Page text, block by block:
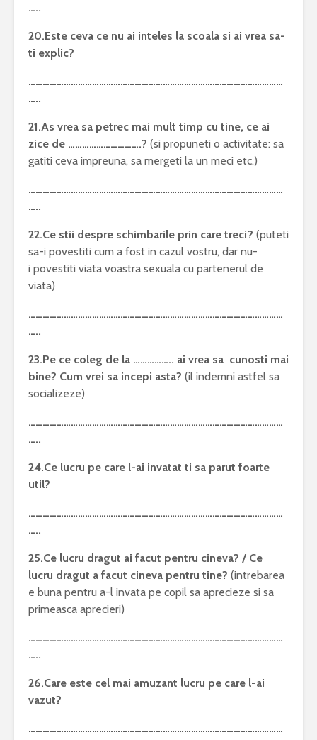
…..
20.Este ceva ce nu ai inteles la scoala si ai vrea sa-
ti explic?
………………………………………………………………………………………………
…..
21.As vrea sa petrec mai mult timp cu tine, ce ai
zice de ………………………….? (si propuneti o activitate: sa
gatiti ceva impreuna, sa mergeti la un meci etc.)
………………………………………………………………………………………………
…..
22.Ce stii despre schimbarile prin care treci? (puteti
sa-i povestiti cum a fost in cazul vostru, dar nu-
i povestiti viata voastra sexuala cu partenerul de
viata)
………………………………………………………………………………………………
…..
23.Pe ce coleg de la …………….. ai vrea sa cunosti mai
bine? Cum vrei sa incepi asta? (il indemni astfel sa
socializeze)
………………………………………………………………………………………………
…..
24.Ce lucru pe care l-ai invatat ti sa parut foarte
util?
………………………………………………………………………………………………
…..
25.Ce lucru dragut ai facut pentru cineva? / Ce
lucru dragut a facut cineva pentru tine? (intrebarea
e buna pentru a-l invata pe copil sa aprecieze si sa
primeasca aprecieri)
………………………………………………………………………………………………
…..
26.Care este cel mai amuzant lucru pe care l-ai
vazut?
………………………………………………………………………………………………